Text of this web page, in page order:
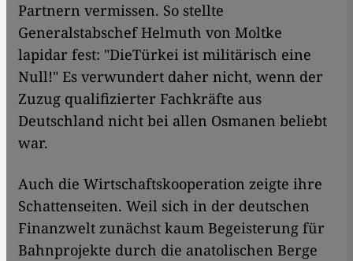
Partnern vermissen. So stellte
Generalstabschef Helmuth von Moltke
lapidar fest: "DieTürkei ist militärisch eine
Null!" Es verwundert daher nicht, wenn der
Zuzug qualifizierter Fachkräfte aus
Deutschland nicht bei allen Osmanen beliebt
war.
Auch die Wirtschaftskooperation zeigte ihre
Schattenseiten. Weil sich in der deutschen
Finanzwelt zunächst kaum Begeisterung für
Bahnprojekte durch die anatolischen Berge